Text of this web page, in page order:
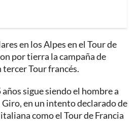
en los Alpes en el Tour de
por tierra la campaña de
tercer Tour francés.
sigue siendo el hombre a
en un intento declarado de
como el Tour de Francia